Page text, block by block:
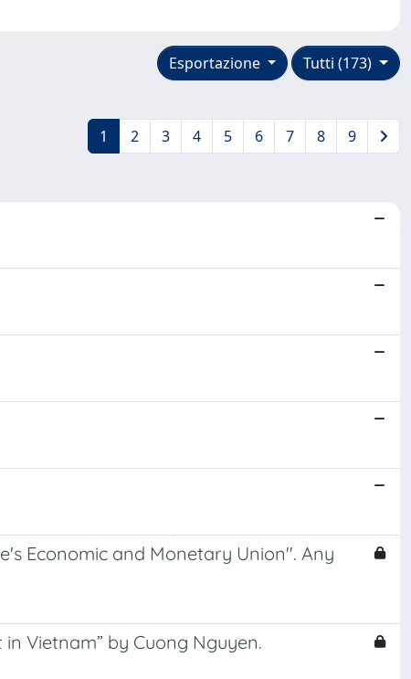
Tutti (173)
Esportazione
1 2 3 4 5 6 7 8 9
Economic and Monetary Union". Any
Vietnam” by Cuong Nguyen.